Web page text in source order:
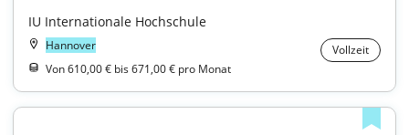
IU Internationale Hochschule
Hannover
Vollzeit
Von 610,00 € bis 671,00 € pro Monat